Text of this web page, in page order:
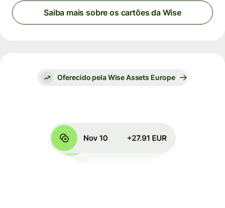
Saiba mais sobre os cartões da Wise
Oferecido pela Wise Assets Europe